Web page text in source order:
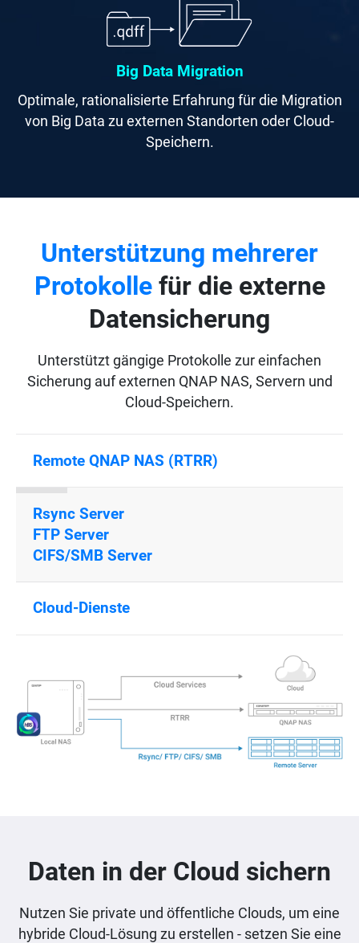
Big Data Migration
Optimale, rationalisierte Erfahrung für die Migration
von Big Data zu externen Standorten oder Cloud-
Speichern.
Unterstützung mehrerer
Protokolle für die externe
Datensicherung
Unterstützt gängige Protokolle zur einfachen
Sicherung auf externen QNAP NAS, Servern und
Cloud-Speichern.
Remote QNAP NAS (RTRR)
Rsync Server
FTP Server
CIFS/SMB Server
Cloud-Dienste
Daten in der Cloud sichern
Nutzen Sie private und öffentliche Clouds, um eine
hybride Cloud-Lösung zu erstellen - setzen Sie eine